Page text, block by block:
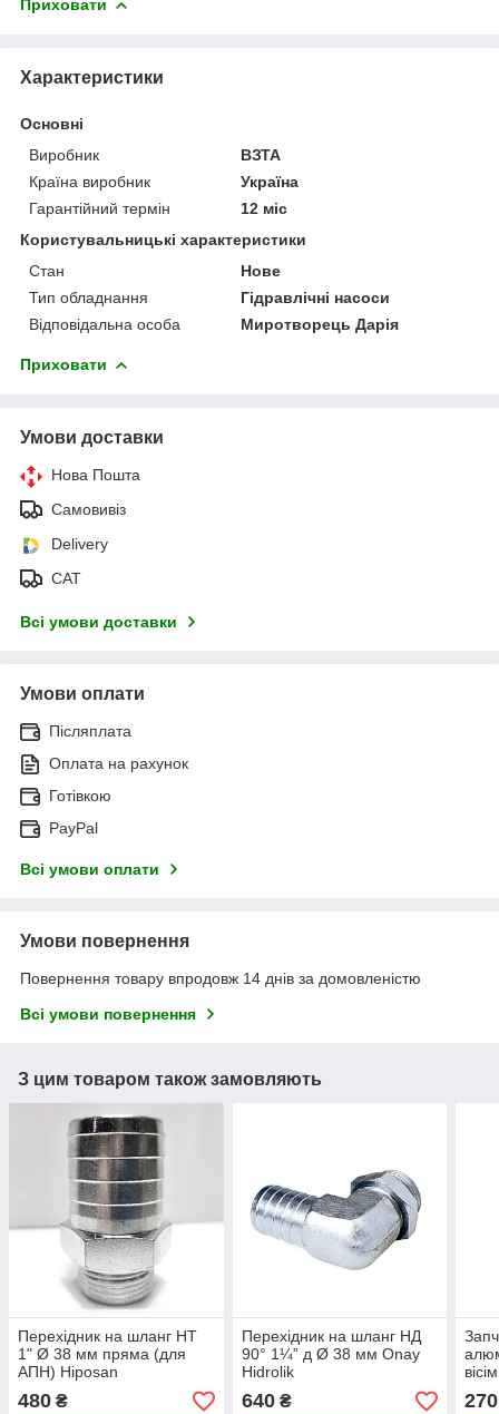
Приховати
Характеристики
Основні
Виробник
ВЗТА
Країна виробник
Україна
Гарантійний термін
12 міс
Користувальницькі характеристики
Стан
Нове
Тип обладнання
Гідравлічні насоси
Відповідальна особа
Миротворець Дарія
Приховати
Умови доставки
Нова Пошта
Самовивіз
Delivery
САТ
Всі умови доставки
Умови оплати
Післяплата
Оплата на рахунок
Готівкою
PayPal
Всі умови оплати
Умови повернення
Повернення товару впродовж 14 днів за домовленістю
Всі умови повернення
З цим товаром також замовляють
Перехідник на шланг НТ
1" Ø 38 мм пряма (для
АПН) Hiposan
480 ₴
Перехідник на шланг НД
90° 1¼” д Ø 38 мм Onay
Hidrolik
640₴ 270